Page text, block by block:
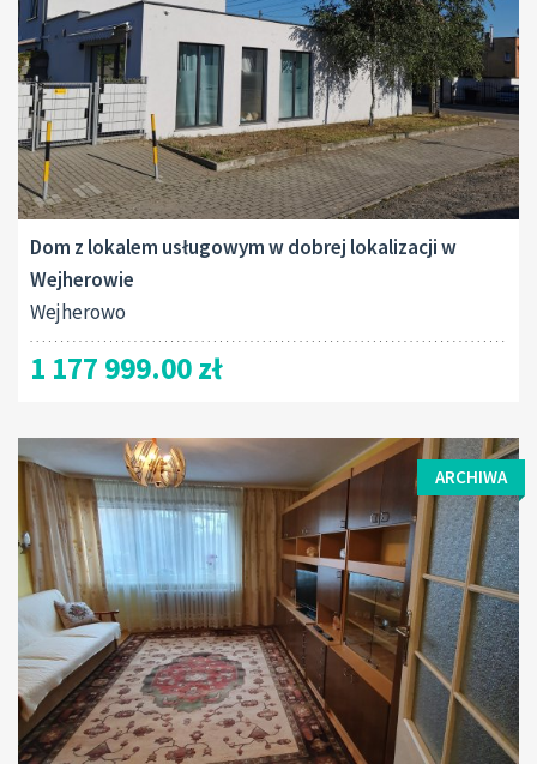
Dom z lokalem usługowym w dobrej lokalizacji w
Wejherowie
Wejherowo
1 177 999.00 zł
ARCHIWA